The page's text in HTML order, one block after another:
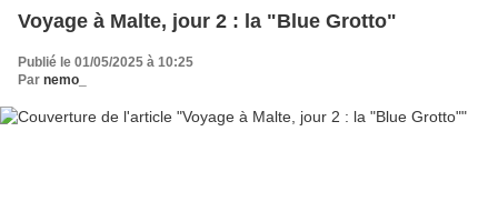
Voyage à Malte, jour 2 : la "Blue Grotto"
Publié le 01/05/2025 à 10:25
Par nemo_